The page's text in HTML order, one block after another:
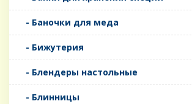
- Баночки для меда
- Бижутерия
- Блендеры настольные
- Блинницы